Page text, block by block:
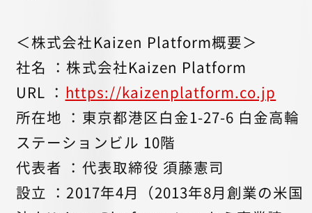
＜株式会社Kaizen Platform概要＞
社名 ：株式会社Kaizen Platform
URL ： https://kaizenplatform.co.jp
所在地 ：東京都港区白金1-27-6 白金高輪
ステーションビル 10階
代表者 ：代表取締役 須藤憲司
設立 ：2017年4月（2013年8月創業の米国